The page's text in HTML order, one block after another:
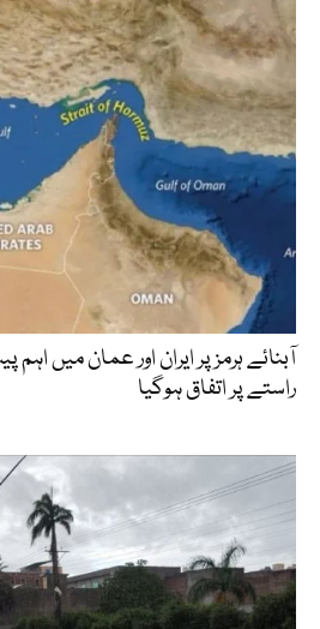
آبنائے ہرمز پر ایران اور عمان میں
راستے پر اتفاق ہوگیا